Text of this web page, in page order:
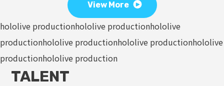
View More
hololive productionhololive productionhololive
productionhololive productionhololive productionhololive
productionhololive production
TALENT